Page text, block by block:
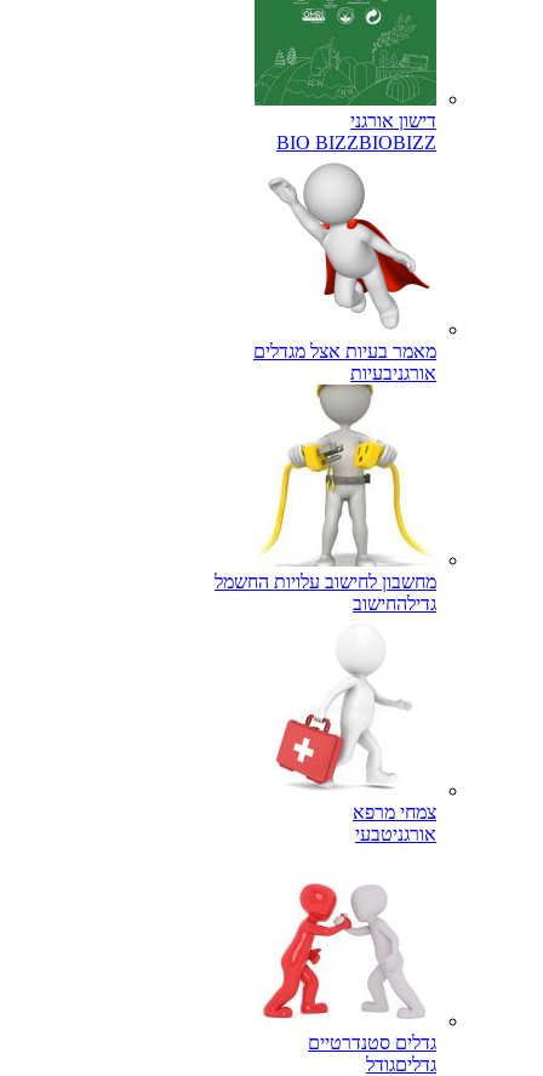
דישון אורגני
BIO BIZZBIOBIZZ
מאמר בעיות אצל מגדלים
אורגניבעיות
מחשבון לחישוב עלויות החשמל
גדילהחישוב
צמחי מרפא
אורגניטבעי
גדלים סטנדרטיים
גדליםגודל